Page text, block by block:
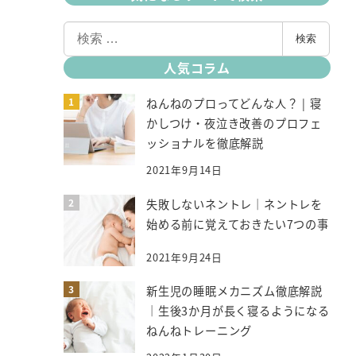
検
索
検索
人気コラム
ねんねのプロってどんな人？ | 寝
かしつけ・夜泣き改善のプロフェ
ッショナルを徹底解説
2021年9月14日
失敗しないネントレ｜ネントレを
始める前に覚えておきたい7つの事
2021年9月24日
新生児の睡眠メカニズム徹底解説
｜生後3か月が長く寝るようになる
ねんねトレーニング